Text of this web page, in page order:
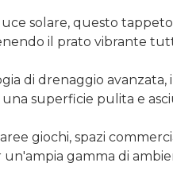
solare, questo
il prato vibrante
di drenaggio avanzata,
superficie pulita e
giochi, spazi
gamma di